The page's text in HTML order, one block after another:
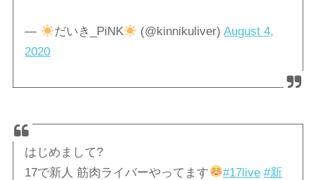
— だいき_PiNK (@kinnikuliver)August 4,
2020
はじめまして?
17で新人 筋肉ライバーやってます
#17live #新